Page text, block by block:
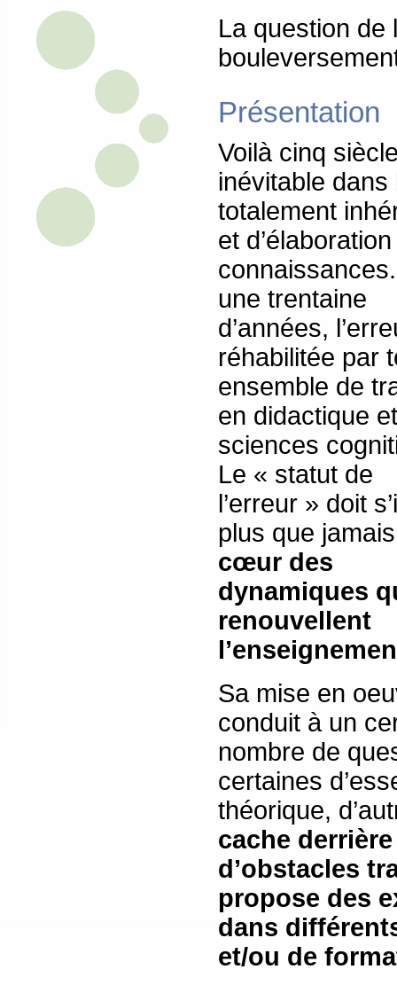
La question de
Présentation
Voilà cinq
inévitable dans
totalement
et
une trentaine
d’années,
réhabilitée par
ensemble de
en didactique
sciences
Le « statut de
l’erreur » doit
plus que
cœur des
dynamiques
renouvellent
Sa mise en
conduit à un
nombre de
certaines
théorique,
cache
d’obstacles
propose des
dans
et/ou de